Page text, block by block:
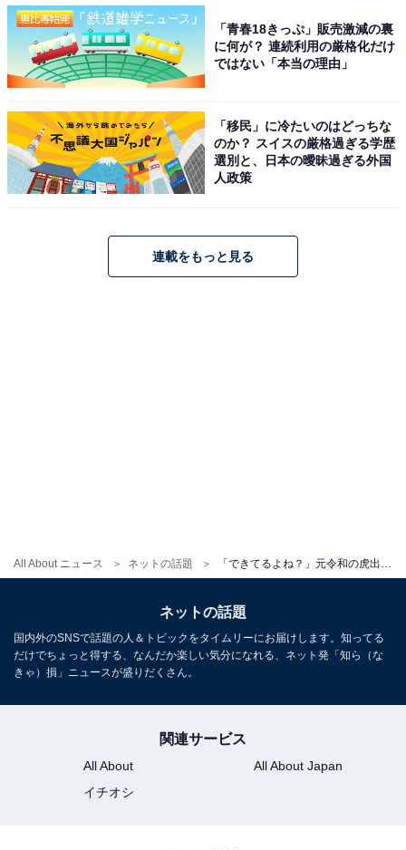
All About ニュース ネットの話題
「青春18きっぷ」販売激減の裏
に何が？ 連続利用の厳格化だけ
ではない「本当の理由」
「移民」に冷たいのはどっちな
のか？ スイスの厳格過ぎる学歴
選別と、日本の曖昧過ぎる外国
人政策
連載をもっと見る
ネットの話題
国内外のSNSで話題の人＆トピックをタイムリーにお届けします。知ってる
だけでちょっと得する、なんだか楽しい気分になれる、ネット発「知ら（な
きゃ）損」ニュースが盛りだくさん。
関連サービス
All About
All About Japan
イチオシ